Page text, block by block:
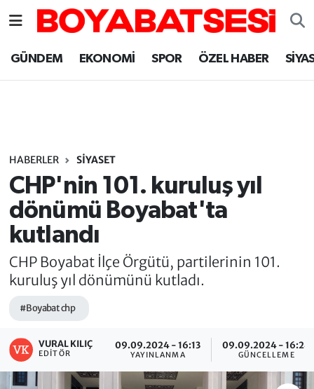
GÜNDEM EKONOMİ SPOR ÖZEL HABER
HABERLER SİYASET
CHP'nin 101. kuruluş yıl
dönümü Boyabat'ta
kutlandı
CHP Boyabat İlçe Örgütü, partilerinin 101.
kuruluş yıl dönümünü kutladı.
#Boyabat chp
VURAL KILIÇ
EDITÖR
09.09.2024 - 16:13
YAYINLANMA
09.09.2024 - 16:24
GÜNCELLEME
Sinop Nöbetçi Eczaneler
Sinop Trafik Yoğunluk Haritası
Süper Lig Puan Durumu ve Fikstür
Tüm Manşetler
Son Dakika Haberleri
Haber Arşivi